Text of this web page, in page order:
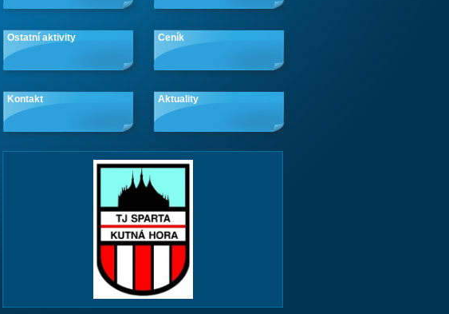
Ostatní aktivity Ceník
Kontakt Aktuality